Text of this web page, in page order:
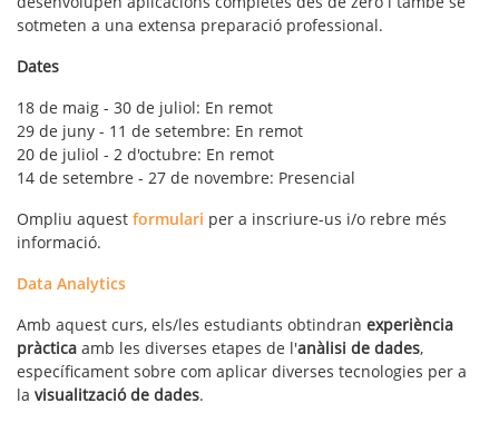
sotmeten a una extensa preparació professional.
Dates
18 de maig - 30 de juliol: En remot
29 de juny - 11 de setembre: En remot
20 de juliol - 2 d'octubre: En remot
14 de setembre - 27 de novembre: Presencial
Ompliu aquest formulari per a inscriure-us i/o rebre més
informació.
Data Analytics
Amb aquest curs, els/les estudiants obtindran experiència
pràctica amb les diverses etapes de l'anàlisi de dades,
específicament sobre com aplicar diverses tecnologies per a
la visualització de dades.